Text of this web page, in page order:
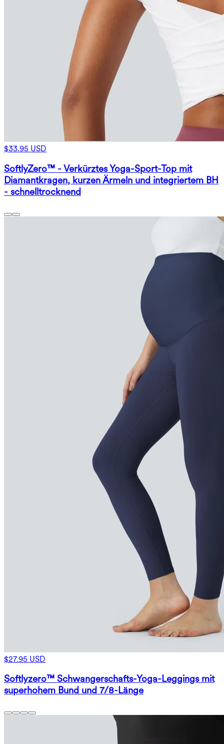
$33.95 USD
SoftlyZero™ - Verkürztes Yoga-Sport-Top mit
Diamantkragen, kurzen Ärmeln und integriertem BH
- schnelltrocknend
$27.95 USD
Softlyzero™ Schwangerschafts-Yoga-Leggings mit
superhohem Bund und 7/8-Länge